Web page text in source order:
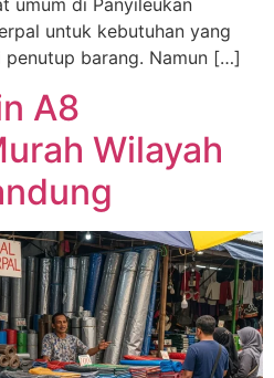
umum di Panyileukan
untuk kebutuhan yang
barang. Namun […]
A8
Wilayah